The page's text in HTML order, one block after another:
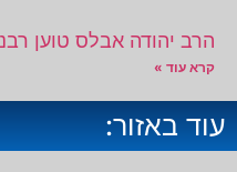
הרב יהודה אבלס טוען
קרא עוד »
עוד באזור: